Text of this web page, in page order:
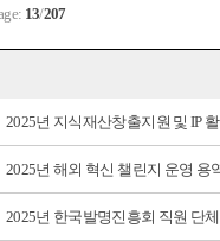
13/207
2025년 지식재산창출지원 및 IP
2025년 해외 혁신 챌린지 운영 용
2025년 한국발명진흥회 직원 단